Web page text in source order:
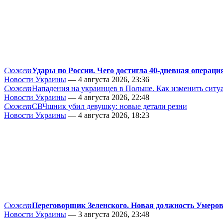
СюжетУдары по России. Чего достигла 40-дневная
Новости Украины — 4 августа 2026, 23:36
СюжетНападения на украинцев в Польше. Как изменить
Новости Украины — 4 августа 2026, 22:48
СюжетСВЧшник убил девушку: новые детали резни
Новости Украины — 4 августа 2026, 18:23
СюжетПереговорщик Зеленского. Новая должность
Новости Украины — 3 августа 2026, 23:48